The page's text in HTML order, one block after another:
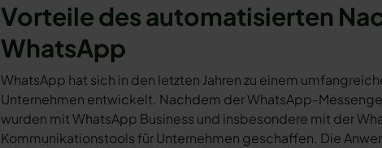
Vorteile des automatisierten
WhatsApp
WhatsApp hat sich in den letzten Jahren zu einem
Unternehmen entwickelt. Nachdem der WhatsApp-
wurden mit WhatsApp Business und insbesondere mit der
Kommunikationstools für Unternehmen geschaffen. Die